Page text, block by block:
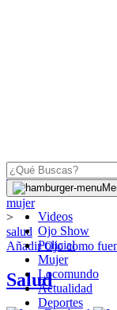
Videos
Ojo Show
Policial
Mujer
Locomundo
Actualidad
Deportes
OJO
mujer
>
salud
AñadirOjocomo
Salud